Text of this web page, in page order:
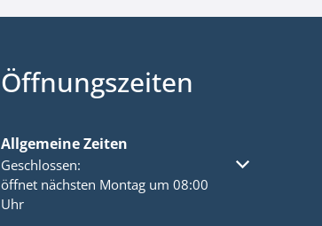
Öffnungszeiten
Allgemeine Zeiten
Klicken, um weitere Öffnungs- oder Schließzeiten
Geschlossen:
öffnet nächsten Montag um 08:00
Uhr